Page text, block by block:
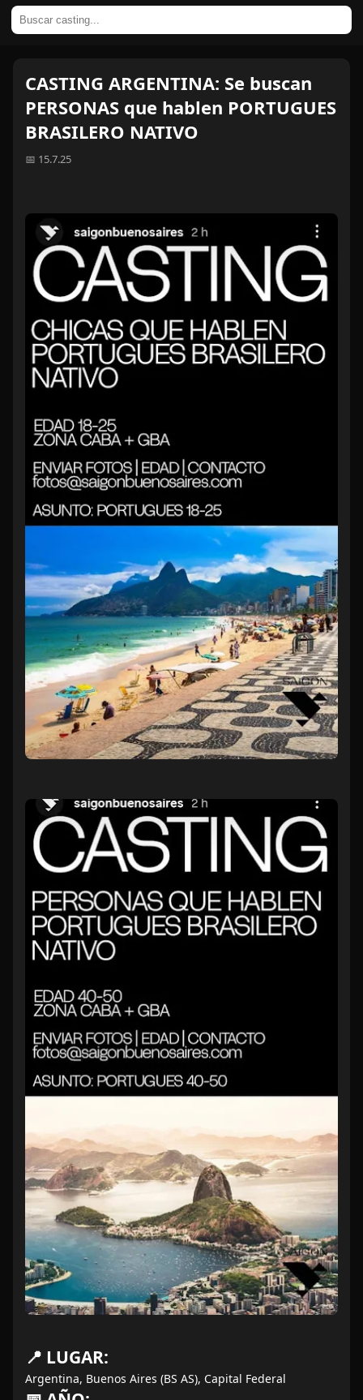
CASTING ARGENTINA: Se buscan
PERSONAS que hablen PORTUGUES
BRASILERO NATIVO
📅 15.7.25
📍 LUGAR:
Argentina, Buenos Aires (BS AS), Capital Federal